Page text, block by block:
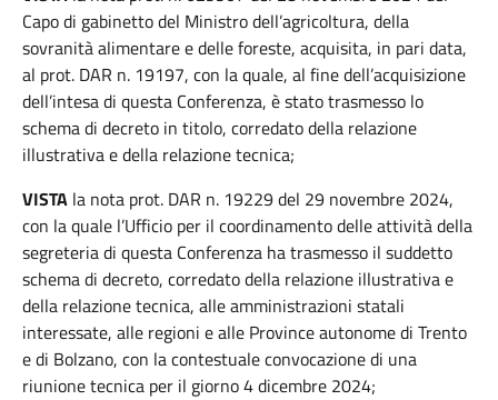
Capo di gabinetto del Ministro dell’agricoltura, della
sovranità alimentare e delle foreste, acquisita, in pari data,
al prot. DAR n. 19197, con la quale, al fine dell’acquisizione
dell’intesa di questa Conferenza, è stato trasmesso lo
schema di decreto in titolo, corredato della relazione
illustrativa e della relazione tecnica;
VISTA la nota prot. DAR n. 19229 del 29 novembre 2024,
con la quale l’Ufficio per il coordinamento delle attività della
segreteria di questa Conferenza ha trasmesso il suddetto
schema di decreto, corredato della relazione illustrativa e
della relazione tecnica, alle amministrazioni statali
interessate, alle regioni e alle Province autonome di Trento
e di Bolzano, con la contestuale convocazione di una
riunione tecnica per il giorno 4 dicembre 2024;